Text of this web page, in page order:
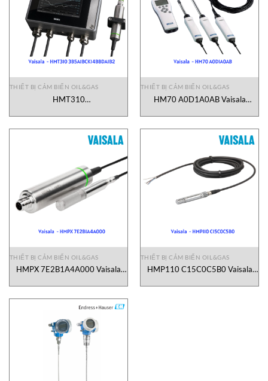
THIẾT BỊ CẢM BIẾN OIL&GAS
HMT310
Vietnam
THIẾT BỊ CẢM BIẾN OIL&GAS
HM70 A0D1A0AB Vaisala
THIẾT BỊ CẢM BIẾN OIL&GAS
HMPX 7E2B1A4A000 Vaisala
THIẾT BỊ CẢM BIẾN OIL&GAS
HMP110 C15C0C5B0 Vaisala